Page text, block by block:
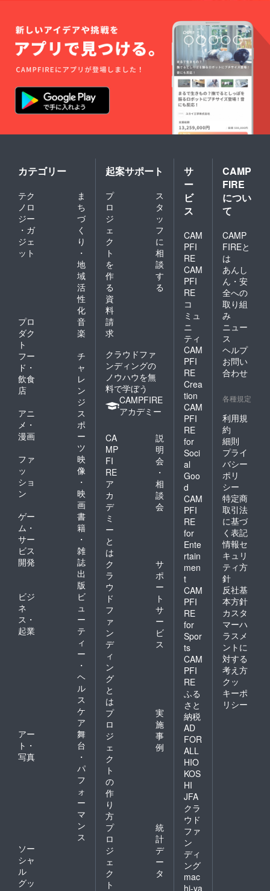
希望に
応じて
柔軟に
対応い
たしま
す。 ・
来島日
時など
はご支
た後、
相談い
ただけ
ればと
思いま
す。
カテゴリー
テク
ノロ
ジー
・ガ
ジェ
ット
ま
ち
づ
く
り
・
地
域
活
性
化
プロ
ダク
ト
音
楽
フー
ド・
飲食
店
チ
ャ
レ
ン
ジ
アニ
メ・
漫画
ス
ポ
ー
ツ
ファ
ッ
ショ
ン
映
像
・
映
画
ゲー
ム・
サー
ビス
開発
書
籍
・
雑
誌
出
版
ビジ
ネ
ス・
起業
ビ
ュ
ー
テ
ィ
ー
・
ヘ
ル
ス
ケ
ア
アー
ト・
写真
舞
台
・
パ
フ
ォ
ー
マ
ン
ス
ソー
シャ
ル
グッ
起案サポート
プ
ロ
ジ
ェ
ク
ト
を
作
る
ス
タ
ッ
フ
に
相
談
す
る
資
料
請
求
クラウドファ
ンディングの
ノウハウを無
料で学ぼう
CAMPFIRE
アカデミー
CA
MP
FI
RE
ア
カ
デ
ミ
ー
と
は
説
明
会
・
相
談
会
ク
ラ
ウ
ド
フ
ァ
ン
デ
ィ
ン
グ
と
は
サ
ポ
ー
ト
サ
ー
ビ
ス
プ
ロ
ジ
ェ
ク
ト
の
作
り
方
実
施
事
例
プ
ロ
ジ
ェ
ク
ト
統
計
デ
ー
タ
サ
ー
ビ
ス
CAM
PFI
RE
CAM
PFI
RE
コ
ミュ
ニ
ティ
CAM
PFI
RE
Crea
tion
CAM
PFI
RE
for
Soci
al
Goo
d
CAM
PFI
RE
for
Ente
rtain
men
t
CAM
PFI
RE
for
Spor
ts
CAM
PFI
RE
ふる
さと
納税
AD
FOR
ALL
HIO
KOS
HI
JFA
クラ
ウド
ファ
ン
ディ
ング
mac
hi-ya
CAMP
FIRE
につい
て
CAMP
FIREと
は
あんし
ん・安
全への
取り組
み
ニュー
ス
ヘルプ
お問い
合わせ
各種規定
利用規
約
細則
プライ
バシー
ポリ
シー
特定商
取引法
に基づ
く表記
情報セ
キュリ
ティ方
針
反社基
本方針
カスタ
マーハ
ラスメ
ントに
対する
考え方
クッ
キーポ
リシー